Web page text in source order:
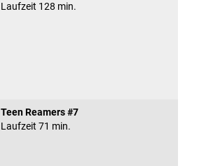
Laufzeit 128 min.
Teen Reamers #7
Laufzeit 71 min.